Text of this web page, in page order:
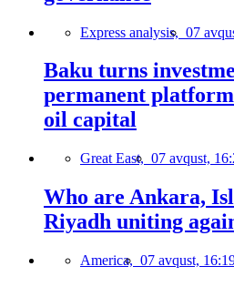
Express analysis, 07
Baku turns
permanent
oil capital
Great East, 07 avqust,
Who are Ankara,
Riyadh uniting
America, 07 avqust,